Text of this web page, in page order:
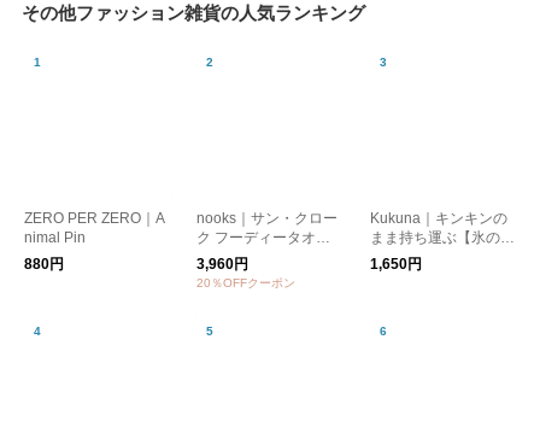
その他ファッション雑貨の人気ランキング
ZERO PER ZERO｜A
nimal Pin
880円
nooks｜サン・クロー
ク フーディータオル
ビッグUV (ジオメトリ
BE・ジオメトリGY)
3,960円
20％OFFクーポン
Kukuna｜キンキンの
まま持ち運ぶ【氷の
う】アイスパック保冷
剤 3wayスティックボ
1,650円